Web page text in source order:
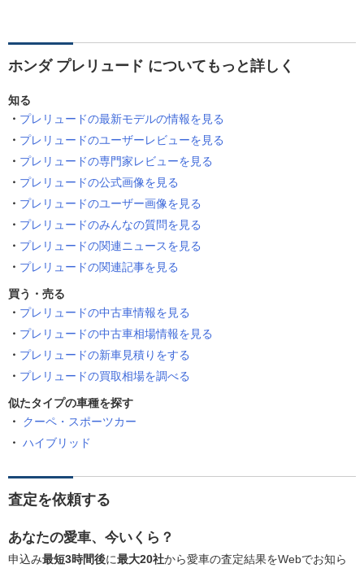
ホンダ プレリュード についてもっと詳しく
知る
プレリュードの最新モデルの情報を見る
プレリュードのユーザーレビューを見る
プレリュードの専門家レビューを見る
プレリュードの公式画像を見る
プレリュードのユーザー画像を見る
プレリュードのみんなの質問を見る
プレリュードの関連ニュースを見る
プレリュードの関連記事を見る
買う・売る
プレリュードの中古車情報を見る
プレリュードの中古車相場情報を見る
プレリュードの新車見積りをする
プレリュードの買取相場を調べる
似たタイプの車種を探す
クーペ・スポーツカー
ハイブリッド
査定を依頼する
あなたの愛車、今いくら？
申込み最短3時間後に最大20社から愛車の査定結果をWebでお知ら